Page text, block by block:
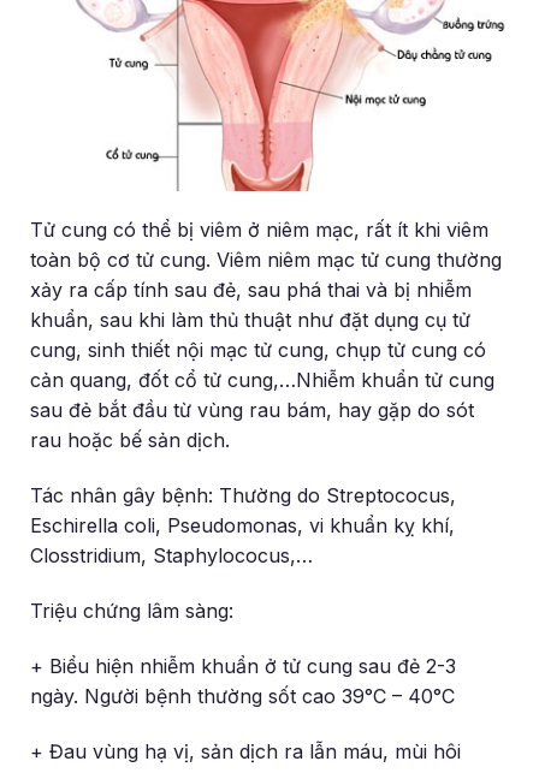
Tử cung có thể bị viêm ở niêm mạc, rất ít khi viêm
toàn bộ cơ tử cung. Viêm niêm mạc tử cung thường
xảy ra cấp tính sau đẻ, sau phá thai và bị nhiễm
khuẩn, sau khi làm thủ thuật như đặt dụng cụ tử
cung, sinh thiết nội mạc tử cung, chụp tử cung có
cản quang, đốt cổ tử cung,…Nhiễm khuẩn tử cung
sau đẻ bắt đầu từ vùng rau bám, hay gặp do sót
rau hoặc bế sản dịch.
Tác nhân gây bệnh: Thường do Streptococus,
Eschirella coli, Pseudomonas, vi khuẩn kỵ khí,
Closstridium, Staphylococus,…
Triệu chứng lâm sàng:
+ Biểu hiện nhiễm khuẩn ở tử cung sau đẻ 2-3
ngày. Người bệnh thường sốt cao 39°C – 40°C
+ Đau vùng hạ vị, sản dịch ra lẫn máu, mùi hôi